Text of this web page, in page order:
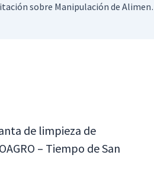
de limpieza de
– Tiempo de San